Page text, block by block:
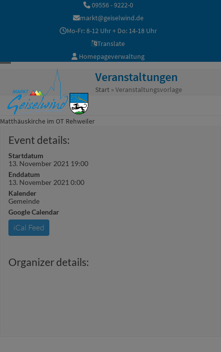
09556 - 9222-0
markt@geiselwind.de
Mo-Fr: 8-12 Uhr + Do: 14-18 Uhr
Translate
Homepageverwaltung
mobile
menu
mobile
menu
Veranstaltungen
Start»Veranstaltungsvorlage
Matthäuskirche im OT Rehweiler
Event details:
Startdatum
13. November 2021 19:00
Enddatum
13. November 2021 0:00
Kalender
Gemeinde
Google Calendar
iCal Feed
Organizer details: